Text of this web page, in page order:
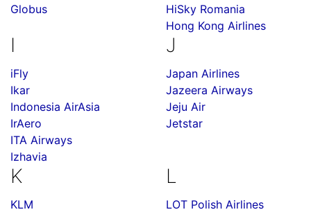
Globus
HiSky Romania
Hong Kong Airlines
I
iFly
Ikar
Indonesia AirAsia
IrAero
ITA Airways
Izhavia
J
Japan Airlines
Jazeera Airways
Jeju Air
Jetstar
K
KLM
L
LOT Polish Airlines